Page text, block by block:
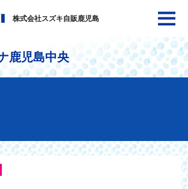
株式会社スズキ自販鹿児島
鹿児島中央